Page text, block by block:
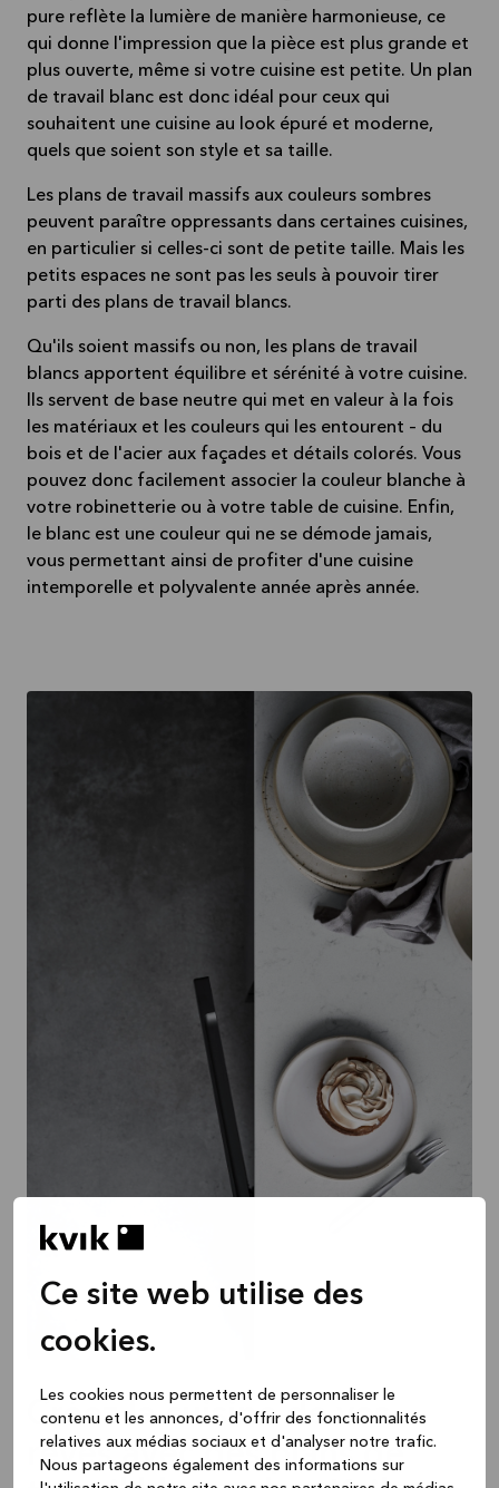
Ce site web utilise des
cookies.
Les cookies nous permettent de personnaliser le
contenu et les annonces, d'offrir des fonctionnalités
relatives aux médias sociaux et d'analyser notre trafic.
Nous partageons également des informations sur
pure reflète la lumière de manière harmonieuse, ce
qui donne l'impression que la pièce est plus grande et
plus ouverte, même si votre cuisine est petite. Un plan
de travail blanc est donc idéal pour ceux qui
souhaitent une cuisine au look épuré et moderne,
quels que soient son style et sa taille.
Les plans de travail massifs aux couleurs sombres
peuvent paraître oppressants dans certaines cuisines,
en particulier si celles-ci sont de petite taille. Mais les
petits espaces ne sont pas les seuls à pouvoir tirer
parti des plans de travail blancs.
Qu'ils soient massifs ou non, les plans de travail
blancs apportent équilibre et sérénité à votre cuisine.
Ils servent de base neutre qui met en valeur à la fois
les matériaux et les couleurs qui les entourent – du
bois et de l'acier aux façades et détails colorés. Vous
pouvez donc facilement associer la couleur blanche à
votre robinetterie ou à votre table de cuisine. Enfin,
le blanc est une couleur qui ne se démode jamais,
vous permettant ainsi de profiter d'une cuisine
intemporelle et polyvalente année après année.
Créez la cuisine de vos
rêves avec des plans de